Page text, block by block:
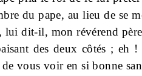
du pape, au lieu de se
lui dit-il, mon révérend
des deux côtés ; eh !
vous voir en si bonne